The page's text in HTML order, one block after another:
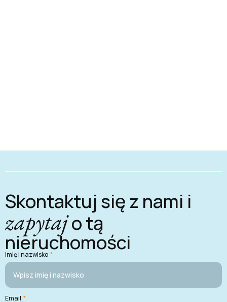
Skontaktuj się z nami i
zapytajo tą
nieruchomości
Imię i nazwisko *
Email *